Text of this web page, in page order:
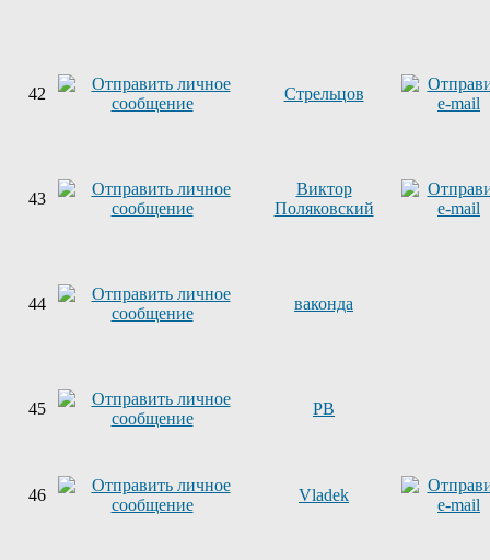
42 Стрельцов
43
Виктор
Поляковский
44 ваконда
45 PB
46 Vladek